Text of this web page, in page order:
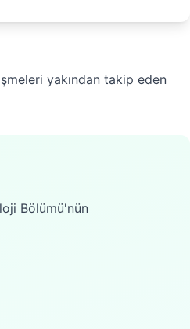
yakından takip eden
Bölümü'nün